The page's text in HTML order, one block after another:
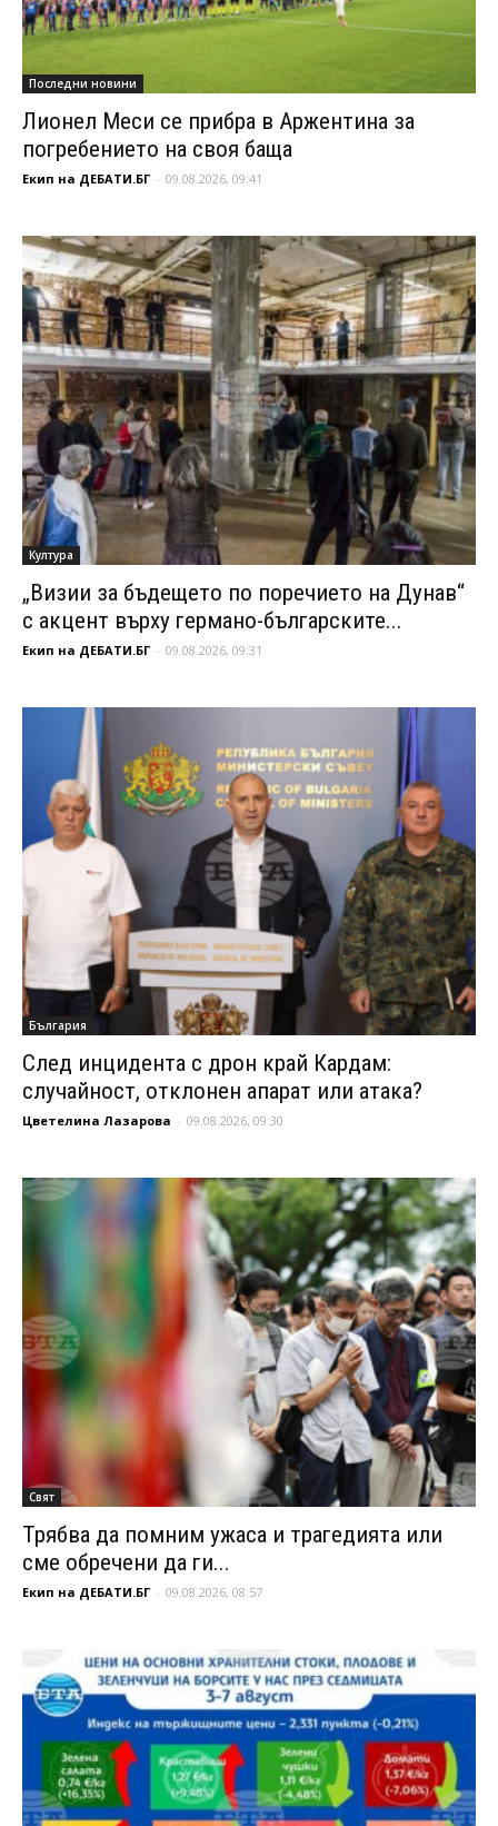
Последни новини
Лионел Меси се прибра в Аржентина за
погребението на своя баща
Екип на ДЕБАТИ.БГ - 09.08.2026, 09:41
Култура
„Визии за бъдещето по поречието на Дунав“
с акцент върху германо-българските...
Екип на ДЕБАТИ.БГ - 09.08.2026, 09:31
България
След инцидента с дрон край Кардам:
случайност, отклонен апарат или атака?
Цветелина Лазарова - 09.08.2026, 09:30
Свят
Трябва да помним ужаса и трагедията или
сме обречени да ги...
Екип на ДЕБАТИ.БГ - 09.08.2026, 08:57